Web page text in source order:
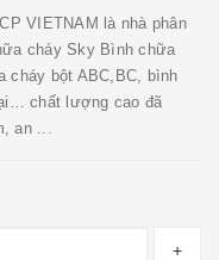
VIETNAM là nhà phân
cháy Sky Bình chữa
cháy bột ABC,BC, bình
chất lượng cao đã
an ...
+